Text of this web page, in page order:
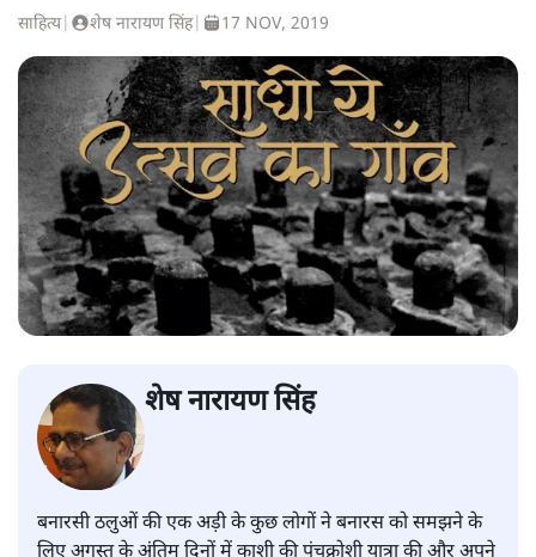
साहित्य| शेष नारायण सिंह| 17 NOV, 2019
शेष नारायण सिंह
बनारसी ठलुओं की एक अड़ी के कुछ लोगों ने बनारस को समझने के